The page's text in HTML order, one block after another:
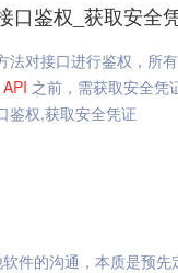
口鉴权_获取安全
对接口进行鉴权，所
API 之前，需获取安全
鉴权,获取安全凭证
件的沟通，本质是预